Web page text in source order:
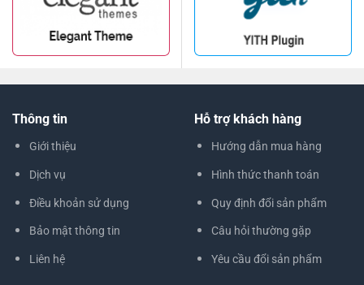
Thông tin
Giới thiệu
Dịch vụ
Điều khoản sử dụng
Bảo mật thông tin
Liên hệ
Hỗ trợ khách hàng
Hướng dẫn mua hàng
Hình thức thanh toán
Quy định đổi sản phẩm
Câu hỏi thường gặp
Yêu cầu đổi sản phẩm